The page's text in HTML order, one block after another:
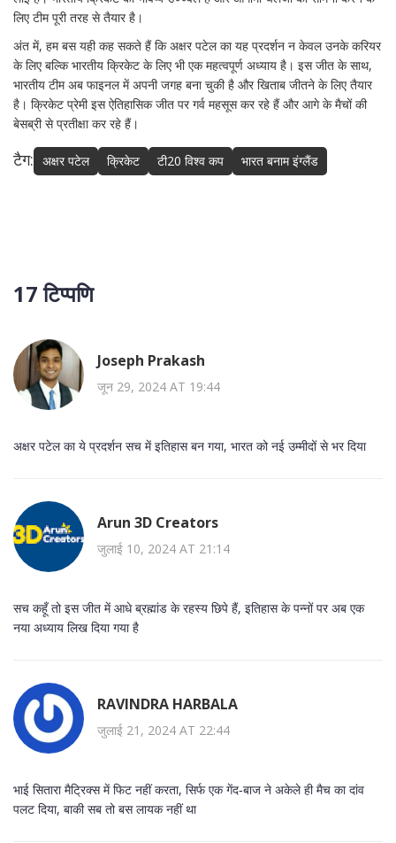
लिए टीम पूरी तरह से तैयार है।
अंत में, हम बस यही कह सकते हैं कि अक्षर पटेल का यह प्रदर्शन न केवल उनके करियर
के लिए बल्कि भारतीय क्रिकेट के लिए भी एक महत्वपूर्ण अध्याय है। इस जीत के साथ,
भारतीय टीम अब फाइनल में अपनी जगह बना चुकी है और खिताब जीतने के लिए तैयार
है। क्रिकेट प्रेमी इस ऐतिहासिक जीत पर गर्व महसूस कर रहे हैं और आगे के मैचों की
बेसब्री से प्रतीक्षा कर रहे हैं।
टैग: अक्षर पटेल क्रिकेट टी20 विश्व कप भारत बनाम इंग्लैंड
17 टिप्पणि
Joseph Prakash
जून 29, 2024 AT 19:44
अक्षर पटेल का ये प्रदर्शन सच में इतिहास बन गया, भारत को नई उम्मीदों से भर दिया
Arun 3D Creators
जुलाई 10, 2024 AT 21:14
सच कहूँ तो इस जीत में आधे ब्रह्मांड के रहस्य छिपे हैं, इतिहास के पन्नों पर अब एक
नया अध्याय लिख दिया गया है
RAVINDRA HARBALA
जुलाई 21, 2024 AT 22:44
भाई सितारा मैट्रिक्स में फिट नहीं करता, सिर्फ एक गेंद‑बाज ने अकेले ही मैच का दांव
पलट दिया, बाकी सब तो बस लायक नहीं था